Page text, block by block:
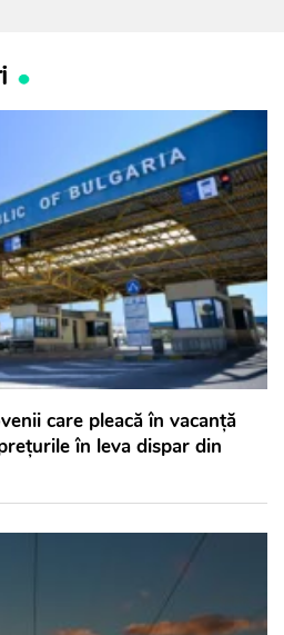
care pleacă în vacanță
în leva dispar din